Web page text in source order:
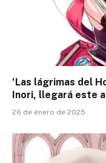
‘Las lágrimas del
Inori, llegará este
26 de enero de 2025